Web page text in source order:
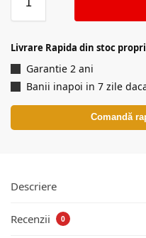
Livrare Rapida din stoc
Garantie 2 ani
Banii inapoi in 7 zile
Comandă
Descriere
Recenzii 0